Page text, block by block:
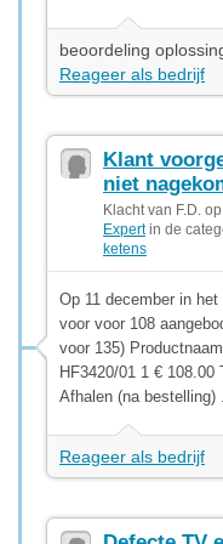
beoordeling
Reageer als bedrijf
Klant
niet
Klacht van F.D.
Expertin de
ketens
Op 11 december in
voor voor 108
voor 135)
HF3420/01 1 € 108.00
Afhalen (na bestelling)
Reageer als bedrijf